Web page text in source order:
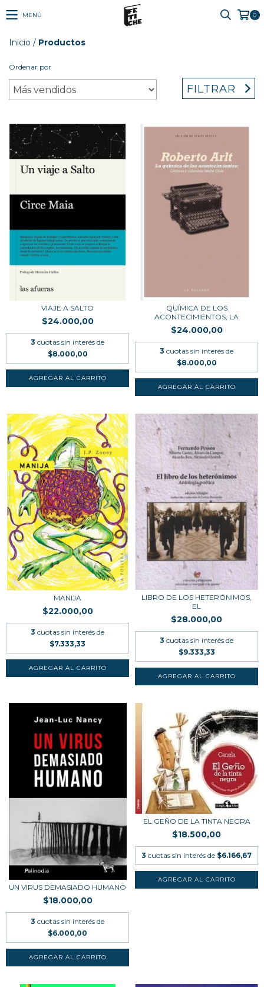
MENÚ 0
Inicio / Productos
Ordenar por
FILTRAR
VIAJE A SALTO
$24.000,00
3 cuotas sin interés de
$8.000,00
QUÍMICA DE LOS
ACONTECIMIENTOS, LA
$24.000,00
3 cuotas sin interés de
$8.000,00
MANIJA
$22.000,00
3 cuotas sin interés de
$7.333,33
LIBRO DE LOS HETERÓNIMOS,
EL
$28.000,00
3 cuotas sin interés de
$9.333,33
UN VIRUS DEMASIADO HUMANO
$18.000,00
3 cuotas sin interés de
$6.000,00
EL GEÑO DE LA TINTA NEGRA
$18.500,00
3 cuotas sin interés de $6.166,67